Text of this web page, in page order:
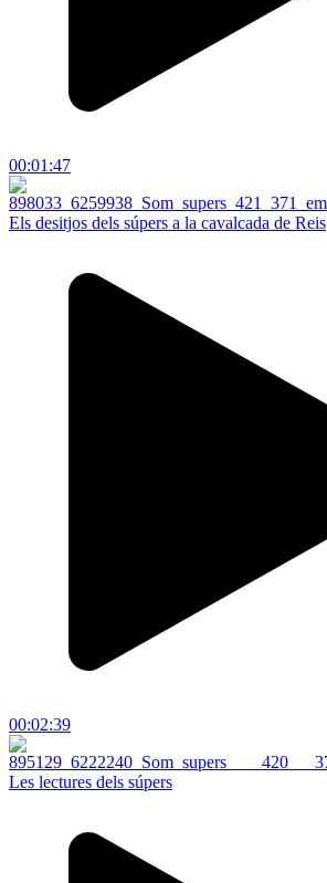
00:01:47
Els desitjos dels súpers a la cavalcada de Reis
00:02:39
Les lectures dels súpers